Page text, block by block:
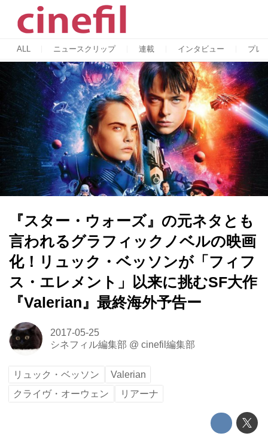
ALL ニュースクリップ 連載 インタビュー プレ
『スター・ウォーズ』の元ネタとも
言われるグラフィックノベルの映画
化！リュック・ベッソンが「フィフ
ス・エレメント」以来に挑むSF大作
『Valerian』最終海外予告ー
2017-05-25
シネフィル編集部 @ cinefil編集部
リュック・ベッソン
Valerian
クライヴ・オーウェン
リアーナ